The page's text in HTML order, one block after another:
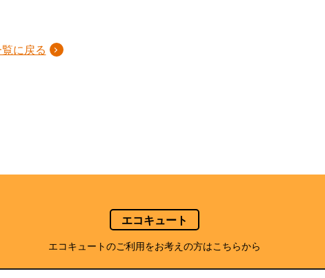
に戻る
エコキュート
エコキュートのご利用をお考えの方はこちらから